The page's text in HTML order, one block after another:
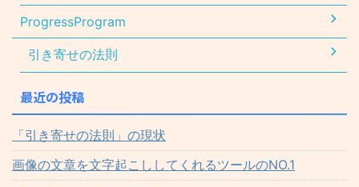
ProgressProgram
引き寄せの法則
最近の投稿
「引き寄せの法則」の現状
画像の文章を文字起こししてくれるツールのNO.1